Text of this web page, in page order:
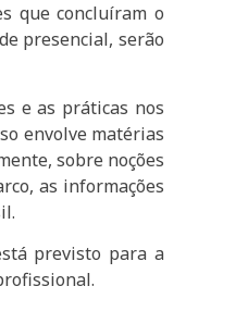
que concluíram o
presencial, serão
e as práticas nos
envolve matérias
sobre noções
as informações
previsto para a